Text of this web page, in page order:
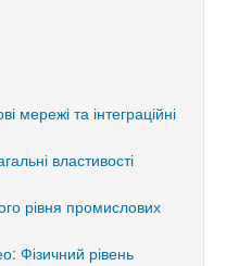
мережі та інтеграційні
властивості
рівня промислових
Фізичний рівень